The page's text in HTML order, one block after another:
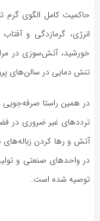
حاکمیت کامل الگوی گرم
انرژی، گرمازدگی و
خورشید، آتش‌سوزی در
تنش دمایی در سالن‌های
در همین راستا صرفه‌جویی
ترددهای غیر ضروری در
آتش و رها کردن
در واحدهای صنعتی و
توصیه شده است.